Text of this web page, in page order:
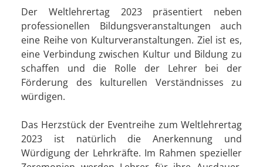
Der Weltlehrertag 2023 präsentiert neben
professionellen Bildungsveranstaltungen auch
eine Reihe von Kulturveranstaltungen. Ziel ist es,
eine Verbindung zwischen Kultur und Bildung zu
schaffen und die Rolle der Lehrer bei der
Förderung des kulturellen Verständnisses zu
würdigen.
Das Herzstück der Eventreihe zum Weltlehrertag
2023 ist natürlich die Anerkennung und
Würdigung der Lehrkräfte. Im Rahmen spezieller